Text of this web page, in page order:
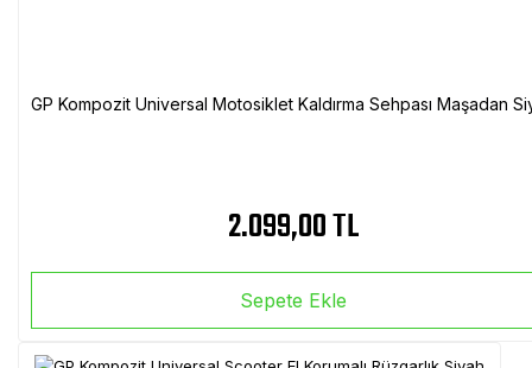
GP Kompozit Universal Motosiklet Kaldırma Sehpası Maşadan
2.099,00 TL
Sepete Ekle